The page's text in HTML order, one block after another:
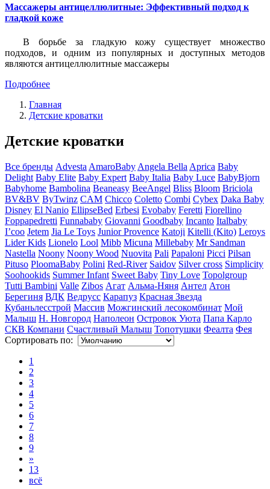
Массажеры антицеллюлитные: Эффективный подход к
гладкой коже
В борьбе за гладкую кожу существует множество
подходов, и одним из популярных и доступных методов
являются антицеллюлитные массажеры
Подробнее
Главная
Детские кроватки
Детские кроватки
Все бренды Advesta AmaroBaby Angela Bella Aprica Baby
Delight Baby Elite Baby Expert Baby Italia Baby Luce BabyBjorn
Babyhome Bambolina Beaneasy BeeAngel Bliss Bloom Briciola
BV&BV ByTwinz CAM Chicco Coletto Combi Cybex Daka Baby
Disney El Nanio EllipseBed Erbesi Evobaby Feretti Fiorellino
Foppapedretti Funnababy Giovanni Goodbaby Incanto Italbaby
I’coo Jetem Jia Le Toys Junior Provence Katoji Kitelli (Kito) Leroys
Lider Kids Lionelo Lool Mibb Micuna Millebaby Mr Sandman
Nastella Noony Noony Wood Nuovita Pali Papaloni Picci Pilsan
Pituso PloomaBaby Polini Red-River Saidov Silver cross Simplicity
Soohookids Summer Infant Sweet Baby Tiny Love Topolgroup
Tutti Bambini Valle Zibos Агат Альма-Няня Антел Атон
Берегиня ВДК Ведрусс Карапуз Красная Звезда
Кубаньлесстрой Массив Можгинский лесокомбинат Мой
Малыш Н. Новгород Наполеон Островок Уюта Папа Карло
СКВ Компани Счастливый Малыш Топотушки Феалта Фея
Сортировать по:
1
2
3
4
5
6
7
8
9
»
13
всё